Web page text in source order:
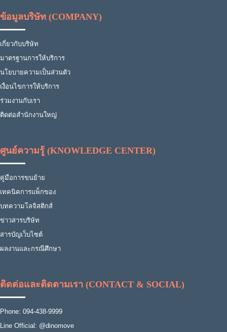
ข้อมูลบริษัท (COMPANY)
เกี่ยวกับบริษัท
มาตรฐานการให้บริการ
นโยบายความเป็นส่วนตัว
เงื่อนไขการให้บริการ
ร่วมงานกับเรา
ติดต่อสำนักงานใหญ่
ศูนย์ความรู้ (KNOWLEDGE CENTER)
คู่มือการขนย้าย
เทคนิคการแพ็กของ
บทความโลจิสติกส์
ข่าวสารบริษัท
สารบัญเว็บไซต์
ผลงานและกรณีศึกษา
ติดต่อและติดตามเรา (CONTACT & SOCIAL)
Phone: 094-438-9999
Line Official: @dinomove